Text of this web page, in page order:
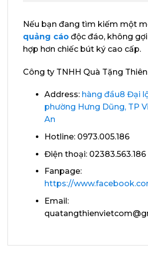
Nếu bạn đang tìm kiếm một
quảng cáo độc đáo, không
hợp hơn chiếc bút ký cao cấp.
Công ty TNHH Quà Tặng
Address: hàng đầu8 Đại
phường Hưng Dũng, TP
An
Hotline: 0973.005.186
Điện thoại: 02383.563.186
Fanpage:
https://
Email: